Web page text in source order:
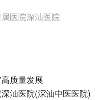
医院深汕医院
质量发展
汕医院(深汕中医医院)